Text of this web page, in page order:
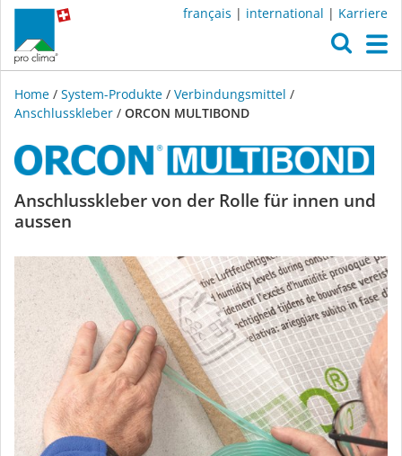
français | international | Karriere
Home / System-Produkte / Verbindungsmittel /
Anschlusskleber / ORCON MULTIBOND
ORCON
MULTIBOND
Anschlusskleber von der Rolle für innen und
aussen